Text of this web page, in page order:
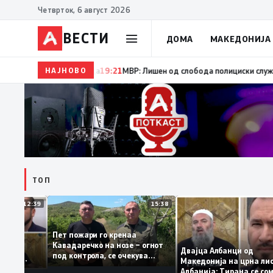
Четврток, 6 август 2026
ВЕСТИ ДОМА МАКЕДОНИЈА
НАЈНОВО19:22Ангелов: Спречена катастрофа во виничко,
ТОП
12:39
За
му
од
кога му гори
15:38
Пет пожари го кренаа
Кавадаречко на нозе – огнот
под контрола, се очекува
целосно гаснење
Двајца Албанци од
Македонија на црна
Албанија: Тирана се